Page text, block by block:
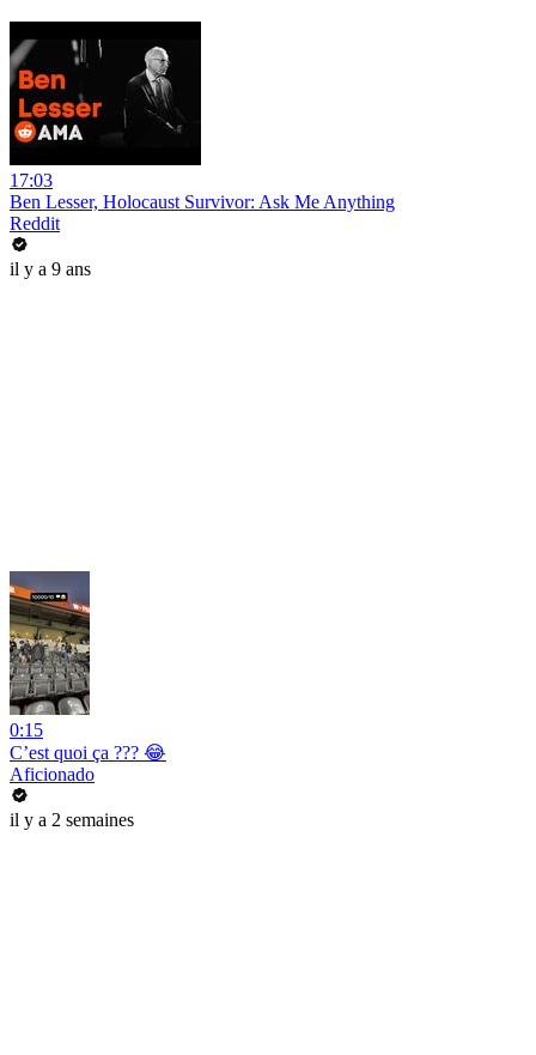
17:03
Ben Lesser, Holocaust Survivor: Ask Me Anything
Reddit
il y a 9 ans
0:15
C’est quoi ça ??? 😂
Aficionado
il y a 2 semaines